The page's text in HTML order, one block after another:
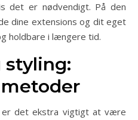
det er nødvendigt. På den
dine extensions og dit eget
holdbare i længere tid.
styling:
er det ekstra vigtigt at være